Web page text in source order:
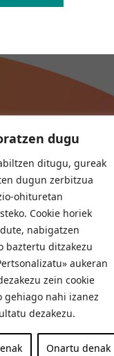
dugu
ditugu, gureak
dugun zerbitzua
ohituretan
Cookie horiek
nabigatzen
baztertu ditzakezu
aukeran
zein cookie
nahi izanez
dezakezu.
Onartu denak